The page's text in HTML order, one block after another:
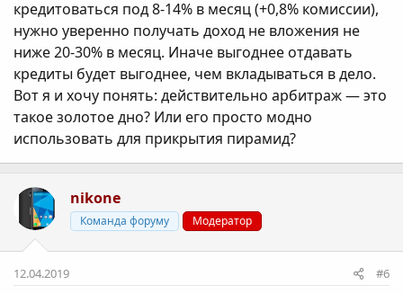
кредитоваться под 8-14% в месяц (+0,8% комиссии),
нужно уверенно получать доход не вложения не
ниже 20-30% в месяц. Иначе выгоднее отдавать
кредиты будет выгоднее, чем вкладываться в дело.
Вот я и хочу понять: действительно арбитраж — это
такое золотое дно? Или его просто модно
использовать для прикрытия пирамид?
nikone
Команда форуму Модератор
12.04.2019 #6